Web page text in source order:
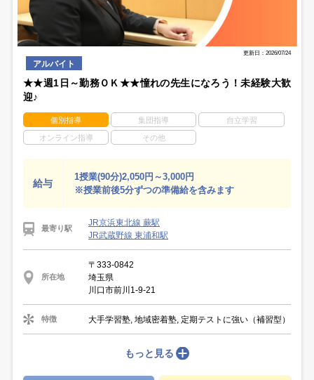
更新日：2026/07/24
アルバイト
★★週1日～勤務ＯＫ★★憧れの先生になろう！未経験大歓
迎♪
個別指導 集団指導 自立学習
オンライン指導 その他
給与
1授業(90分)2,050円～3,000円
※授業前後5分ずつの準備給を含みます
最寄り駅
JR京浜東北線 蕨駅
JR武蔵野線 東浦和駅
所在地
〒333-0842
埼玉県
川口市前川1-9-21
特徴 大手学習塾, 地域密着塾, 定期テストに強い（補習型）
もっと見る